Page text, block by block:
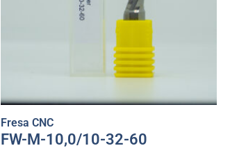
Fresa CNC
FW-M-10,0/10-32-60